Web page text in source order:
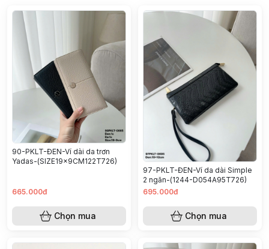
90-PKLT-ĐEN-Ví dài da trơn
Yadas-(SIZE19x9CM122T726)
665.000đ
Chọn mua
97-PKLT-ĐEN-Ví da dài Simple
2 ngăn-(1244-D054A95T726)
695.000đ
Chọn mua